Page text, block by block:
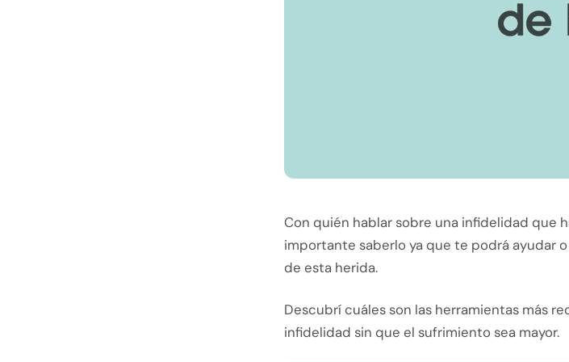
Con quién hablar sobre una infidelidad que
importante saberlo ya que te podrá ayudar
de esta herida.
Descubrí cuáles son las herramientas más
infidelidad sin que el sufrimiento sea mayor.